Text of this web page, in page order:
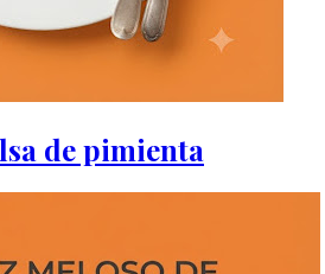
de pimienta